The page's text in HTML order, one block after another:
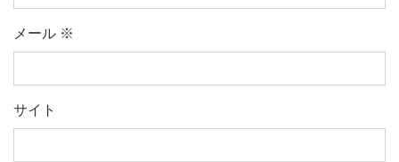
メール ※
サイト